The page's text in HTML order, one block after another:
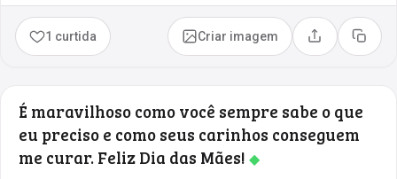
1 curtida Criar imagem Compartilhar
Copiar
É maravilhoso como você sempre sabe o que
eu preciso e como seus carinhos conseguem
me curar. Feliz Dia das Mães! ◆